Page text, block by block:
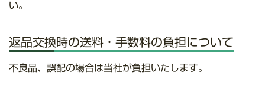
い。
返品交換時の送料・手数料の負担について
不良品、誤配の場合は当社が負担いたします。